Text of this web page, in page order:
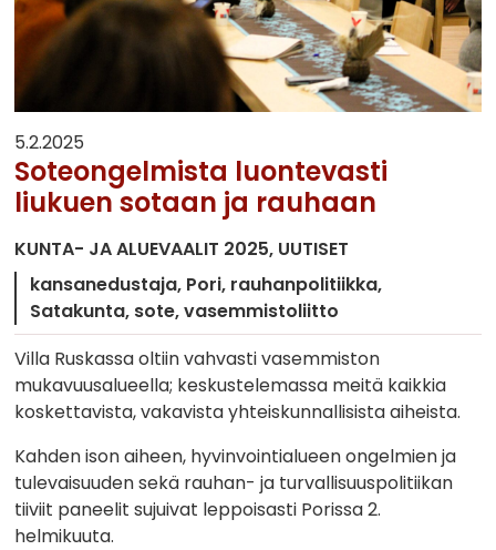
5.2.2025
Soteongelmista luontevasti
liukuen sotaan ja rauhaan
KUNTA- JA ALUEVAALIT 2025 UUTISET
kansanedustaja Pori rauhanpolitiikka
Satakunta sote vasemmistoliitto
Villa Ruskassa oltiin vahvasti vasemmiston
mukavuusalueella; keskustelemassa meitä kaikkia
koskettavista, vakavista yhteiskunnallisista aiheista.
Kahden ison aiheen, hyvinvointialueen ongelmien ja
tulevaisuuden sekä rauhan- ja turvallisuuspolitiikan
tiiviit paneelit sujuivat leppoisasti Porissa 2.
helmikuuta.